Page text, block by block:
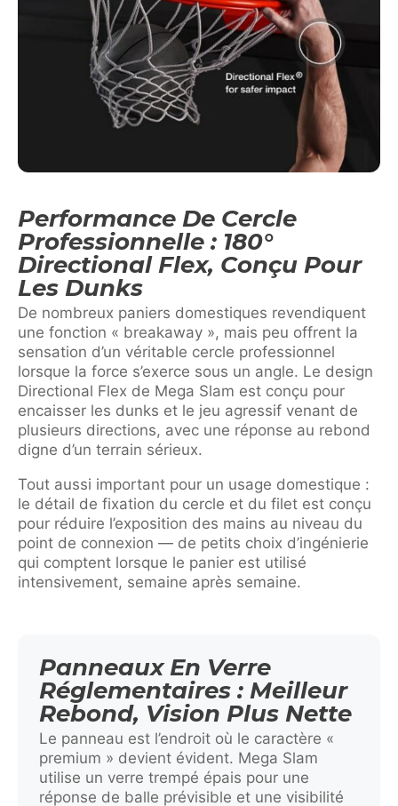
Performance De Cercle
Professionnelle : 180°
Directional Flex, Conçu Pour
Les Dunks
De nombreux paniers domestiques revendiquent
une fonction « breakaway », mais peu offrent la
sensation d’un véritable cercle professionnel
lorsque la force s’exerce sous un angle. Le design
Directional Flex de Mega Slam est conçu pour
encaisser les dunks et le jeu agressif venant de
plusieurs directions, avec une réponse au rebond
digne d’un terrain sérieux.
Tout aussi important pour un usage domestique :
le détail de fixation du cercle et du filet est conçu
pour réduire l’exposition des mains au niveau du
point de connexion — de petits choix d’ingénierie
qui comptent lorsque le panier est utilisé
intensivement, semaine après semaine.
Panneaux En Verre
Réglementaires : Meilleur
Rebond, Vision Plus Nette
Le panneau est l’endroit où le caractère «
premium » devient évident. Mega Slam
utilise un verre trempé épais pour une
réponse de balle prévisible et une visibilité